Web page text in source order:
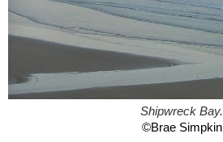
Shipwreck Bay.
©Brae Simpkin